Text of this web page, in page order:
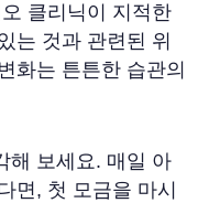
클리닉이 지적한
는 것과 관련된 위
화는 튼튼한 습관의
해 보세요. 매일 아
면, 첫 모금을 마시